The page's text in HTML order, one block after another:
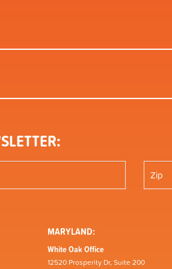
MARYLAND:
White Oak Office
12520 Prosperity Dr, Suite 200